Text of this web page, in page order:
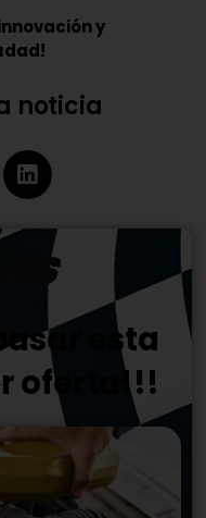
y
noticia
esta
oferta!!!